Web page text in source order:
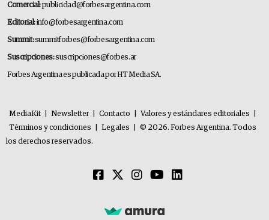
Comercial:publicidad@forbesargentina.com
Editorial:info@forbesargentina.com
Summit:summitforbes@forbesargentina.com
Suscripciones:suscripciones@forbes.ar
Forbes Argentina es publicada por HT Media SA.
MediaKit Newsletter Contacto Valores y estándares editoriales
Términos y condiciones
Legales
© 2026. Forbes Argentina. Todos
los derechos reservados.